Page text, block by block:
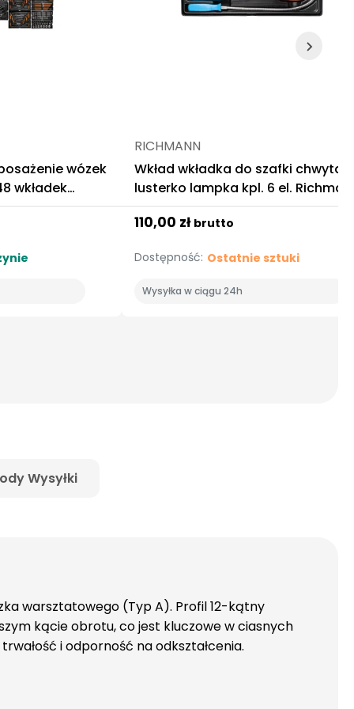
wózek
wkładek
RICHMANN
Wkład wkładka do szafki chwytak
lusterko lampka kpl. 6 el.
110,00 zł brutto
Dostępność: Ostatnie sztuki
Wysyłka w ciągu 24h
Wysyłki
warsztatowego (Typ A). Profil 12-kątny
kącie obrotu, co jest kluczowe w ciasnych
i odporność na odkształcenia.